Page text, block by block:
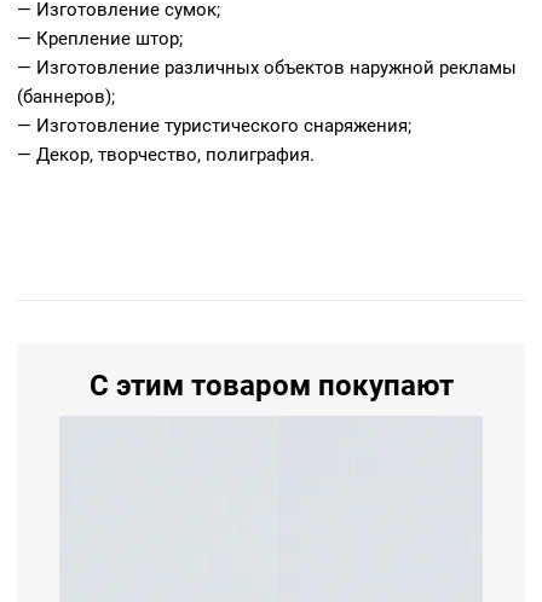
— Изготовление сумок;
— Крепление штор;
— Изготовление различных объектов наружной рекламы
(баннеров);
— Изготовление туристического снаряжения;
— Декор, творчество, полиграфия.
С этим товаром покупают